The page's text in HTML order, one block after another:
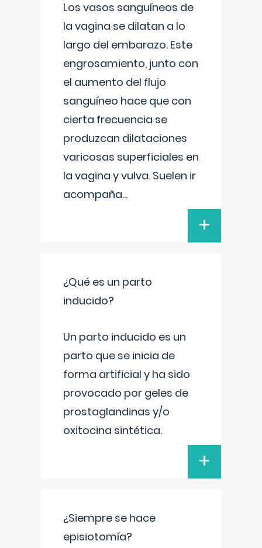
Los vasos sanguíneos de
la vagina se dilatan a lo
largo del embarazo. Este
engrosamiento, junto con
el aumento del flujo
sanguíneo hace que con
cierta frecuencia se
produzcan dilataciones
varicosas superficiales en
la vagina y vulva. Suelen ir
acompaña...
+
¿Qué es un parto
inducido?
Un parto inducido es un
parto que se inicia de
forma artificial y ha sido
provocado por geles de
prostaglandinas y/o
oxitocina sintética.
+
¿Siempre se hace
episiotomía?